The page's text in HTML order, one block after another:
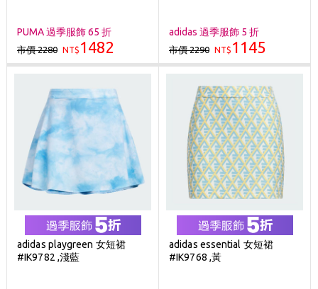
PUMA 過季服飾 65 折
市價 2280 NT$ 1482
adidas 過季服飾 5 折
市價 2290 NT$ 1145
adidas playgreen 女短裙
#IK9782 ,淺藍
adidas essential 女短裙
#IK9768 ,黃